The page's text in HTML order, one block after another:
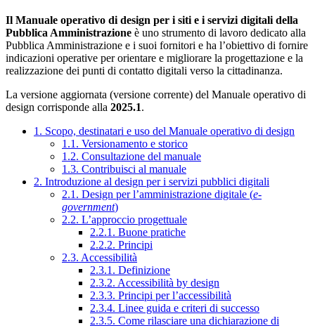
Il Manuale operativo di design per i siti e i servizi digitali della
Pubblica Amministrazione è uno strumento di lavoro dedicato alla
Pubblica Amministrazione e i suoi fornitori e ha l’obiettivo di fornire
indicazioni operative per orientare e migliorare la progettazione e la
realizzazione dei punti di contatto digitali verso la cittadinanza.
La versione aggiornata (versione corrente) del Manuale operativo di
design corrisponde alla 2025.1.
1. Scopo, destinatari e uso del Manuale operativo di design
1.1. Versionamento e storico
1.2. Consultazione del manuale
1.3. Contribuisci al manuale
2. Introduzione al design per i servizi pubblici digitali
2.1. Design per l’amministrazione digitale (e-
government)
2.2. L’approccio progettuale
2.2.1. Buone pratiche
2.2.2. Principi
2.3. Accessibilità
2.3.1. Definizione
2.3.2. Accessibilità by design
2.3.3. Principi per l’accessibilità
2.3.4. Linee guida e criteri di successo
2.3.5. Come rilasciare una dichiarazione di